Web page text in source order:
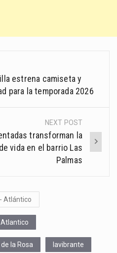
estrena camiseta y
para la temporada 2026
NEXT POST
transforman la
vida en el barrio Las
Palmas
Atlántico
la Rosa lavibrante